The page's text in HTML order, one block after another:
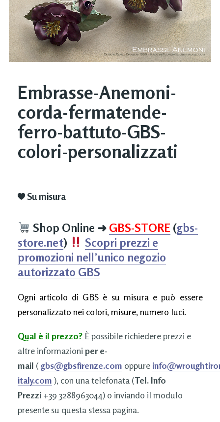
Embrasse-Anemoni-
corda-fermatende-
ferro-battuto-GBS-
colori-personalizzati
Su misura
Shop Online ➜ GBS-STORE (gbs-
store.net)
Scopri prezzi e
promozioni nell’unico negozio
autorizzato GBS
Ogni articolo di GBS è su misura e può essere
personalizzato nei colori, misure, numero luci.
Qual è il prezzo? È possibile richiedere prezzi e
altre informazioni per e-
mail ( gbs@gbsfirenze.com oppure
italy.com ), con una telefonata (Tel. Info
Prezzi+39 3288963044) o inviando il modulo
presente su questa stessa pagina.